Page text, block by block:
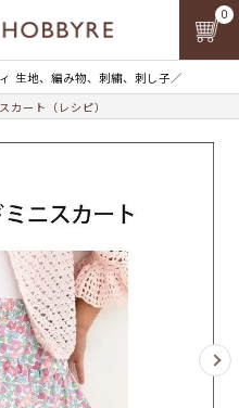
生地、編み物、刺繍、刺し子／
0
カート（レシピ）